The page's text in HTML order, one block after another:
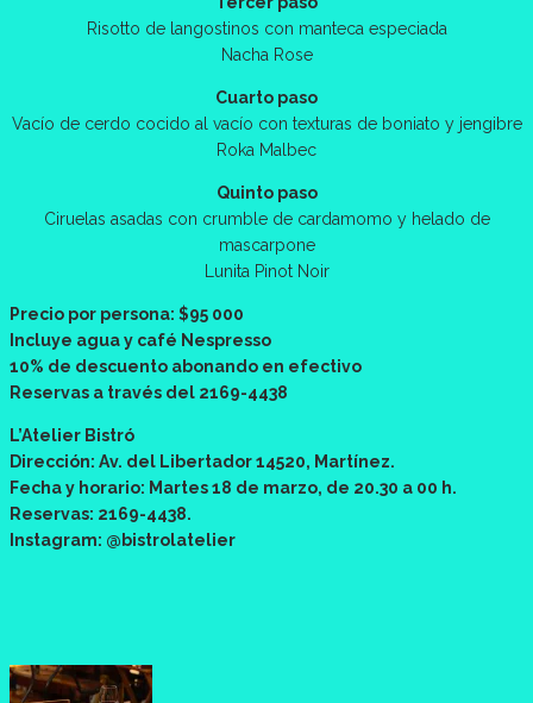
Risotto de langostinos con manteca especiada
Nacha Rose
Cuarto paso
Vacío de cerdo cocido al vacío con texturas de boniato y jengibre
Roka Malbec
Quinto paso
Ciruelas asadas con crumble de cardamomo y helado de
mascarpone
Lunita Pinot Noir
Precio por persona: $95 000
Incluye agua y café Nespresso
10% de descuento abonando en efectivo
Reservas a través del 2169-4438
L’Atelier Bistró
Dirección: Av. del Libertador 14520, Martínez.
Fecha y horario: Martes 18 de marzo, de 20.30 a 00 h.
Reservas: 2169-4438.
Instagram: @bistrolatelier